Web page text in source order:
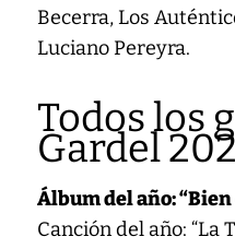
Becerra, Los
Luciano Pereyra.
Todos los
Gardel
Álbum del año:
Canción del año: “La